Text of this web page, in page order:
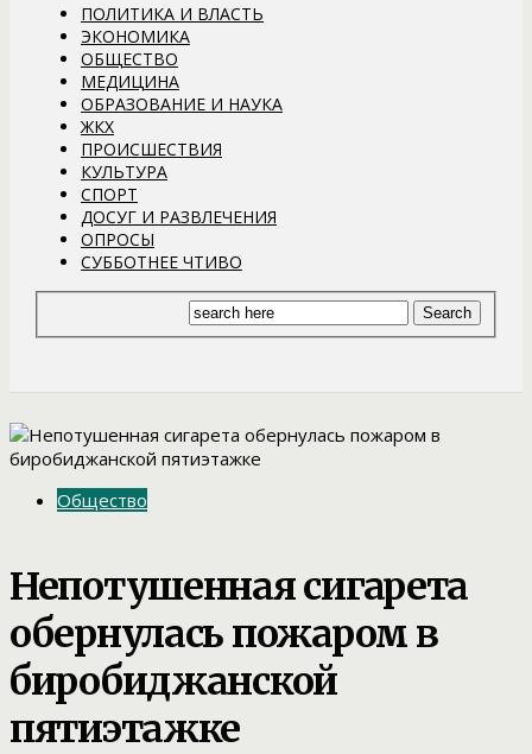
ПОЛИТИКА И ВЛАСТЬ
ЭКОНОМИКА
ОБЩЕСТВО
МЕДИЦИНА
ОБРАЗОВАНИЕ И НАУКА
ЖКХ
ПРОИСШЕСТВИЯ
КУЛЬТУРА
СПОРТ
ДОСУГ И РАЗВЛЕЧЕНИЯ
ОПРОСЫ
СУББОТНЕЕ ЧТИВО
Общество
Непотушенная сигарета
обернулась пожаром в
биробиджанской
пятиэтажке